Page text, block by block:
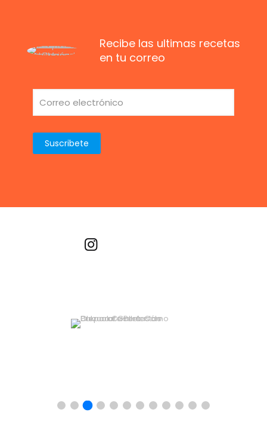
Recibe las ultimas recetas
en tu correo